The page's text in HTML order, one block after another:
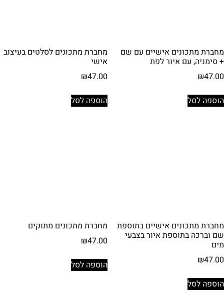
מחברת מתכונים אישיים עם שם
+ סימניה, עם איור לפת
₪47.00
הוספה לסל
מחברת מתכונים לסלטים בעיצוב
אישי
₪47.00
הוספה לסל
מחברת מתכונים אישיים בתוספת
שם וברכה בתוספת איור בצבעי
מים
₪47.00
הוספה לסל
מחברת מתכונים מתוקים
₪47.00
הוספה לסל